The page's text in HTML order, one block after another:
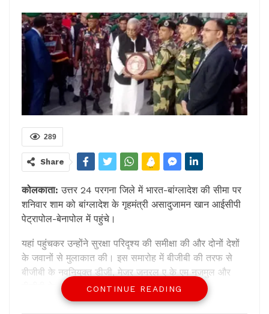
289
Share
कोलकाता: उत्तर 24 परगना जिले में भारत-बांग्लादेश की सीमा पर
शनिवार शाम को बांग्लादेश के गृहमंत्री असादुजामन खान आईसीपी
पेट्रापोल-बेनापोल में पहुंचे।
यहां पहुंचकर उन्होंने सुरक्षा परिदृश्य की समीक्षा की और दोनों देशों
के जवानों से मुलाकात की। इस समारोह में बीजीबी की तरफ से
बीजीबी के नवनियुक्त डीजी, मेजर जनरल ए के एम नजमुल और
बीजीबी के अन्य वरिष्ठ अधिकारी शामिल हुए।
बीएसएफ की तरफ से डॉ. अतुल फुलझेले, आईपीएस, महानिरीक्षक,
CONTINUE READING